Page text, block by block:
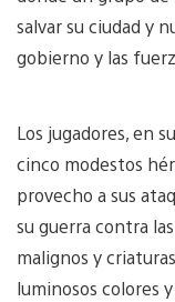
salvar su ciudad y
gobierno y las
Los jugadores, en
cinco modestos
provecho a sus
su guerra contra
malignos y
luminosos colores